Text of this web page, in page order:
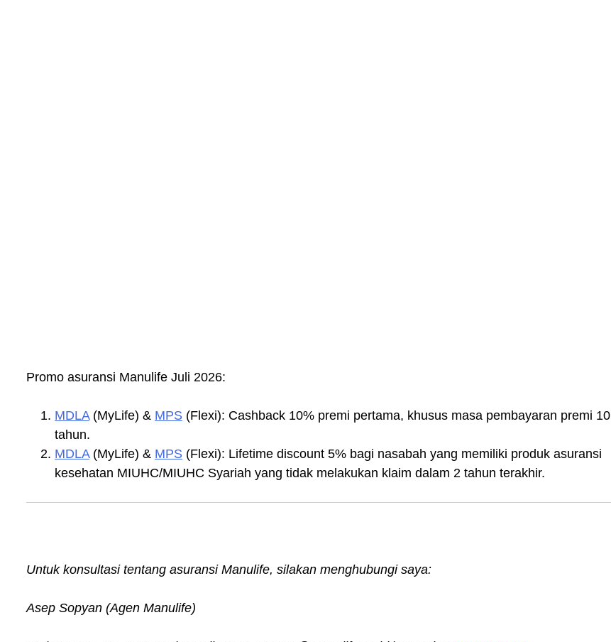
Promo asuransi Manulife Juli 2026:
MDLA(MyLife) & MPS (Flexi): Cashback 10% premi pertama, khusus masa pembayaran premi 10
tahun.
MDLA(MyLife) & MPS (Flexi): Lifetime discount 5% bagi nasabah yang memiliki produk asuransi
kesehatan MIUHC/MIUHC Syariah yang tidak melakukan klaim dalam 2 tahun terakhir.
Untuk konsultasi tentang asuransi Manulife, silakan menghubungi saya:
Asep Sopyan (Agen Manulife)